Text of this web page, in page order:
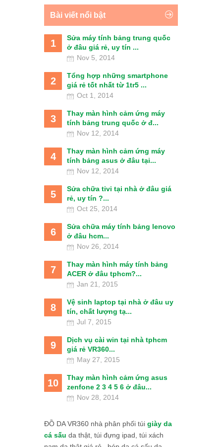
Bài viết nổi bật
1
Sửa máy tính bảng trung quốc
ở đâu giá rẻ, uy tín ...
Nov 5, 2014
2
Tổng hợp những smartphone
giá rẻ tốt nhất từ 1tr5 ...
Oct 1, 2014
3
Thay màn hình cảm ứng máy
tính bảng trung quốc ở đ...
Nov 12, 2014
4
Thay màn hình cảm ứng máy
tính bảng asus ở đâu tại...
Nov 12, 2014
5
Sửa chữa tivi tại nhà ở đâu giá
rẻ, uy tín ?...
Oct 25, 2014
6
Sửa chữa máy tính bảng lenovo
ở đâu hcm...
Nov 26, 2014
7
Thay màn hình máy tính bảng
ACER ở đâu tphcm?...
Jan 21, 2015
8
Vệ sinh laptop tại nhà ở đâu uy
tín, chất lượng tạ...
Jul 7, 2015
9
Dịch vụ cài win tại nhà tphcm
giá rẻ VR360...
May 27, 2015
10
Thay màn hình cảm ứng asus
zenfone 2 3 4 5 6 ở đâu...
Nov 28, 2014
ĐỒ DA VR360 nhà phân phối túi giày da
cá sấu da thật, túi đựng ipad, túi xách